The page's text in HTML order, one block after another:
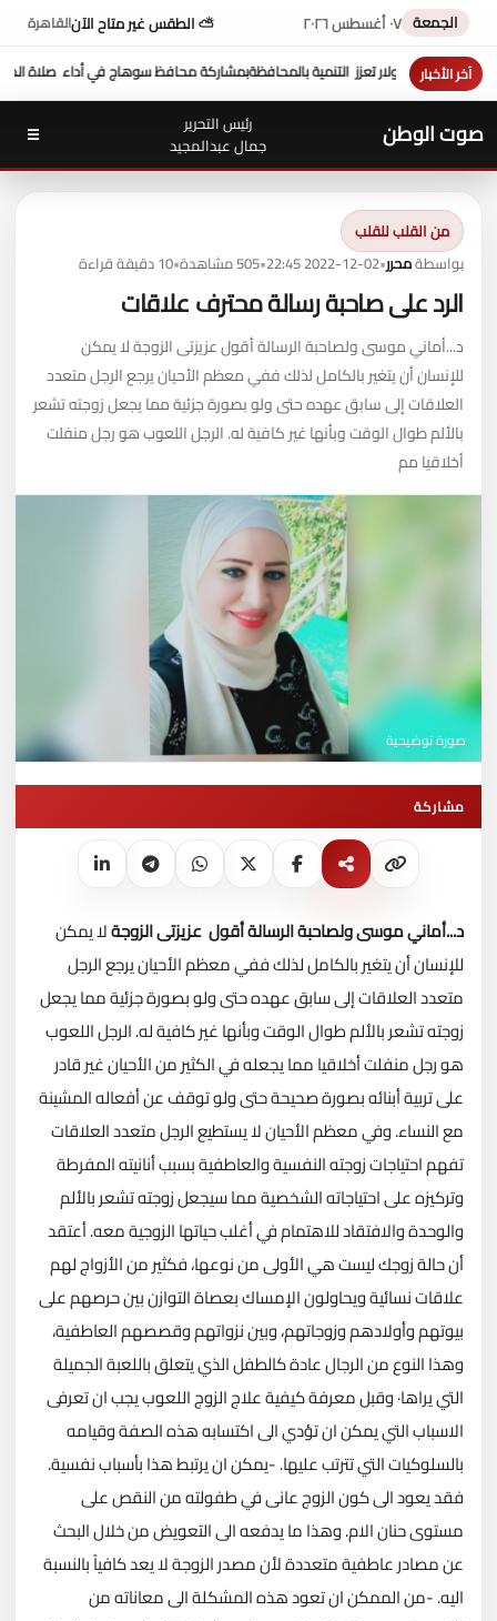
الجمعة ٠٧ أغسطس ٢٠٢٦ ⛅ الطقس غير متاح الآنالقاهرة
آخر الأخبار
محافظ سوهاج في أداء صلاة الجمعة ....وكيل وزارة الأوقاف يخطب عن " الرشوة
صوت الوطن
رئيس التحرير
جمال عبدالمجيد
☰
من القلب للقلب
بواسطةمحرر•
2022-12-02 22:45
•505 مشاهدة •10 دقيقة قراءة
الرد على صاحبة رسالة محترف علاقات
د...أماني موسى ولصاحبة الرسالة أقول عزيزتى الزوجة لا يمكن
للإنسان أن يتغير بالكامل لذلك ففي معظم الأحيان يرجع الرجل متعدد
العلاقات إلى سابق عهده حتى ولو بصورة جزئية مما يجعل زوجته تشعر
بالألم طوال الوقت وبأنها غير كافية له. الرجل اللعوب هو رجل منفلت
أخلاقيا مم
صورة توضيحية
مشاركة
د...أماني موسىولصاحبة الرسالة أقول عزيزتى الزوجةلا يمكن
للإنسان أن يتغير بالكامل لذلك ففي معظم الأحيان يرجع الرجل
متعدد العلاقات إلى سابق عهده حتى ولو بصورة جزئية مما يجعل
زوجته تشعر بالألم طوال الوقت وبأنها غير كافية له. الرجل اللعوب
هو رجل منفلت أخلاقيا مما يجعله في الكثير من الأحيان غير قادر
على تربية أبنائه بصورة صحيحة حتى ولو توقف عن أفعاله المشينة
مع النساء. وفي معظم الأحيان لا يستطيع الرجل متعدد العلاقات
تفهم احتياجات زوجته النفسية والعاطفية بسبب أنانيته المفرطة
وتركيزه على احتياجاته الشخصية مما سيجعل زوجته تشعر بالألم
والوحدة والافتقاد للاهتمام في أغلب حياتها الزوجية معه. أعتقد
أن حالة زوجك ليست هي الأولى من نوعها، فكثير من الأزواج لهم
علاقات نسائية ويحاولون الإمساك بعصاة التوازن بين حرصهم على
بيوتهم وأولادهم وزوجاتهم، وبين نزواتهم وقصصهم العاطفية،
وهذا النوع من الرجال عادة كالطفل الذي يتعلق باللعبة الجميلة
التي يراها· وقبل معرفة كيفية علاج الزوج اللعوب يجب ان تعرفى
الاسباب التي يمكن ان تؤدي الى اكتسابه هذه الصفة وقيامه
بالسلوكيات التي تترتب عليها. -يمكن ان يرتبط هذا بأسباب نفسية.
فقد يعود الى كون الزوج عانى في طفولته من النقص على
مستوى حنان الام. وهذا ما يدفعه الى التعويض من خلال البحث
عن مصادر عاطفية متعددة لأن مصدر الزوجة لا يعد كافياً بالنسبة
اليه. -من الممكن ان تعود هذه المشكلة الى معاناته من